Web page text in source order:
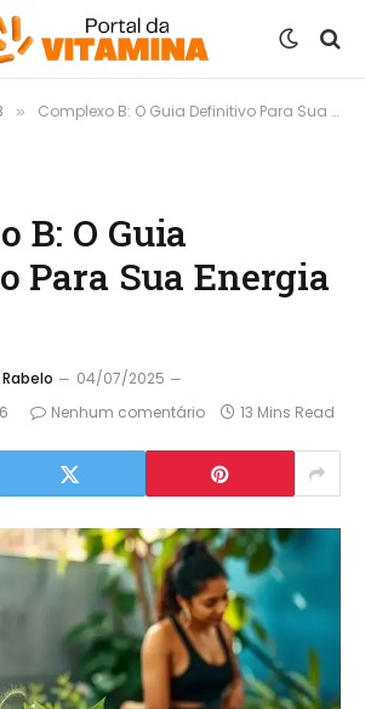
» Complexo B: O Guia Definitivo Para Sua Energia e Saúde
B: O Guia
Para Sua Energia
04/07/2025
Nenhum comentário 13 Mins Read